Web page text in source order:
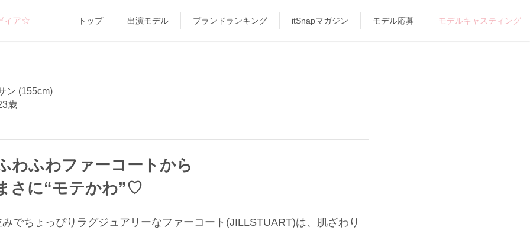
ィア☆ トップ 出演モデル ブランドランキング itSnapマガジン モデル応募 モデルキャスティング
ン (155cm)
歳
わふわファーコートから
さに“モテかわ”♡
でちょっぴりラグジュアリーなファーコート(JILLSTUART)は、肌ざわり